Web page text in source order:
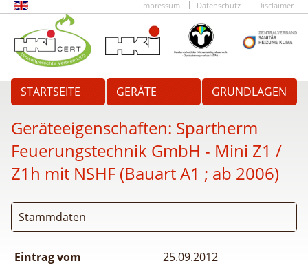
Impressum Datenschutz Disclaimer
STARTSEITE GERÄTE GRUNDLAGEN
Geräteeigenschaften: Spartherm
Feuerungstechnik GmbH - Mini Z1 /
Z1h mit NSHF (Bauart A1 ; ab 2006)
Stammdaten
Eintrag vom
25.09.2012